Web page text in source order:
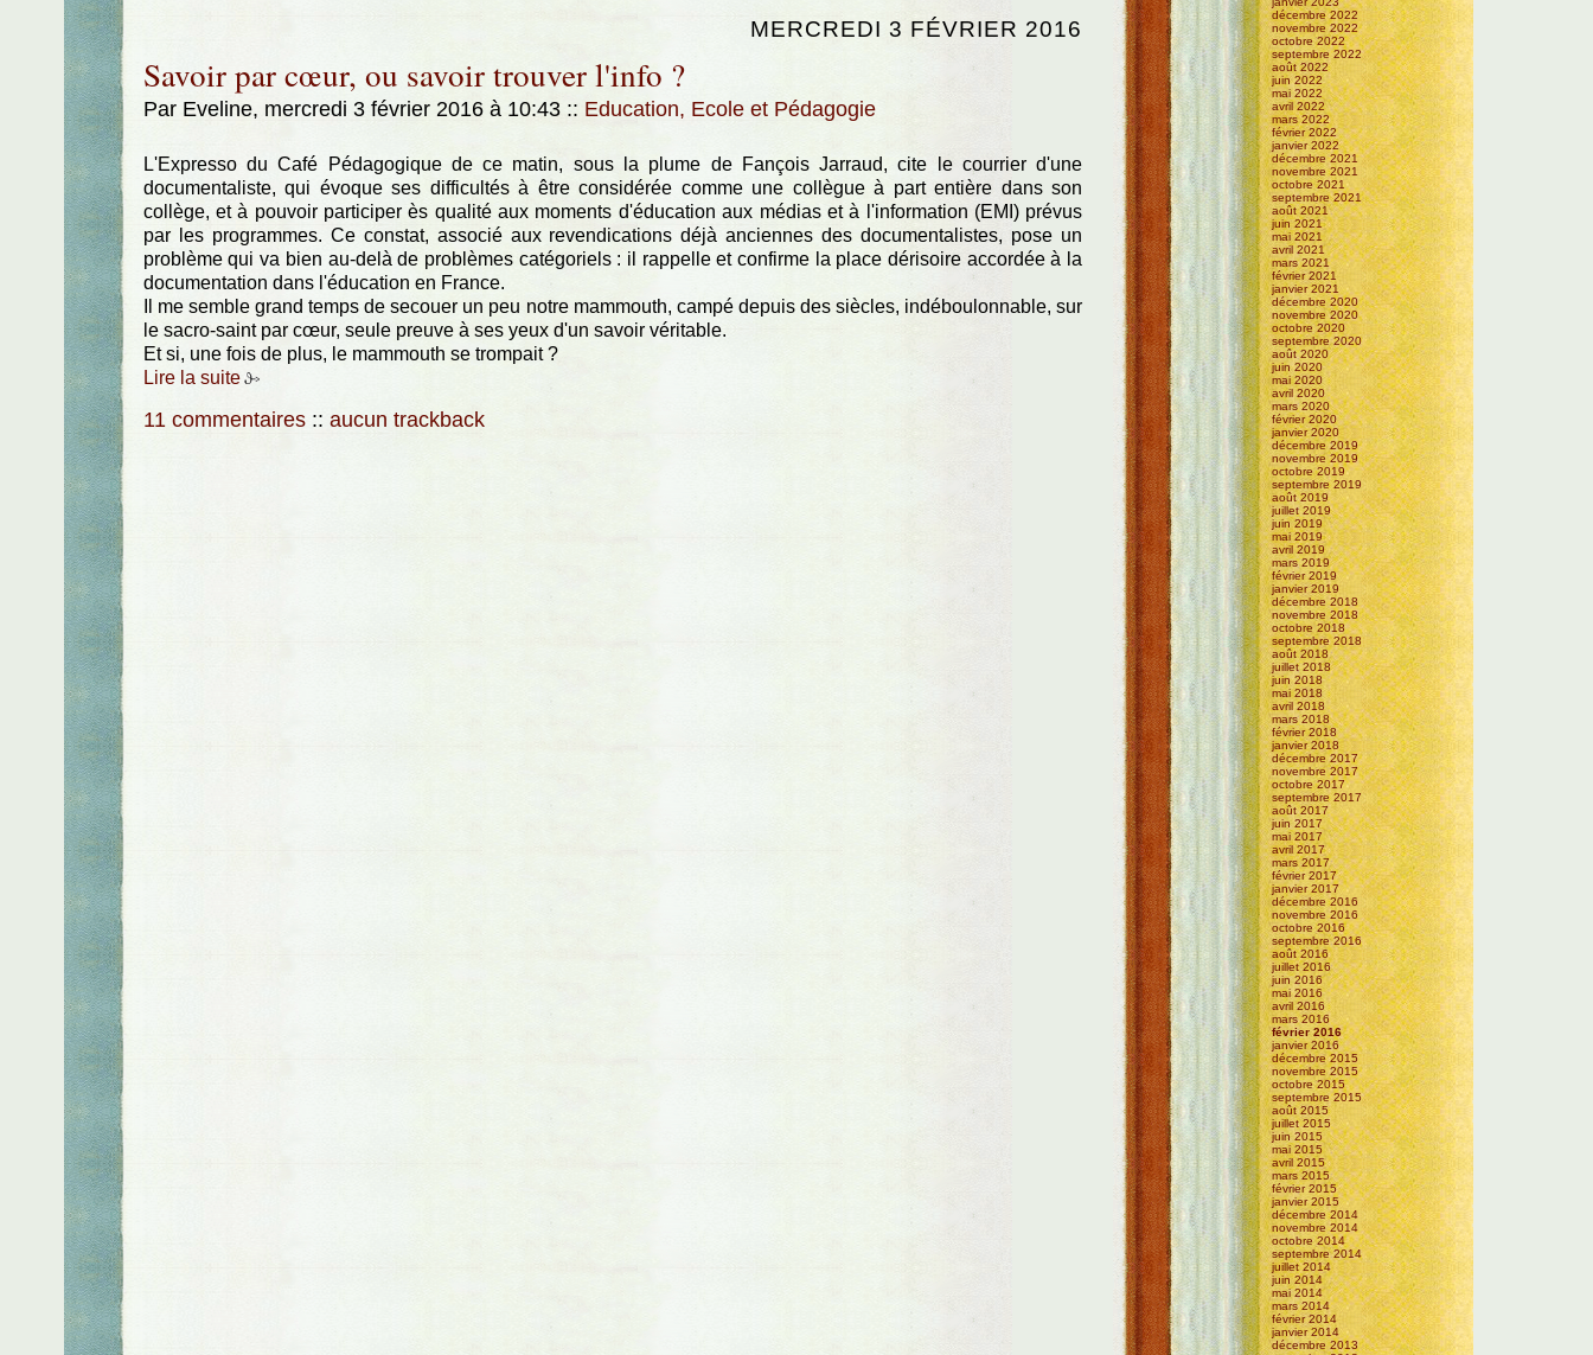
MERCREDI 3 FÉVRIER 2016
Savoir par cœur, ou savoir trouver l'info ?
Par Eveline, mercredi 3 février 2016 à 10:43 :: Education, Ecole et Pédagogie
L'Expresso du Café Pédagogique de ce matin, sous la plume de Fançois Jarraud, cite le courrier d'une
documentaliste, qui évoque ses difficultés à être considérée comme une collègue à part entière dans son
collège, et à pouvoir participer ès qualité aux moments d'éducation aux médias et à l'information (EMI) prévus
par les programmes. Ce constat, associé aux revendications déjà anciennes des documentalistes, pose un
problème qui va bien au-delà de problèmes catégoriels : il rappelle et confirme la place dérisoire accordée à la
documentation dans l'éducation en France.
Il me semble grand temps de secouer un peu notre mammouth, campé depuis des siècles, indéboulonnable, sur
le sacro-saint par cœur, seule preuve à ses yeux d'un savoir véritable.
Et si, une fois de plus, le mammouth se trompait ?
Lire la suite
11 commentaires :: aucun trackback
décembre 2022
novembre 2022
octobre 2022
septembre 2022
août 2022
juin 2022
mai 2022
avril 2022
mars 2022
février 2022
janvier 2022
décembre 2021
novembre 2021
octobre 2021
septembre 2021
août 2021
juin 2021
mai 2021
avril 2021
mars 2021
février 2021
janvier 2021
décembre 2020
novembre 2020
octobre 2020
septembre 2020
août 2020
juin 2020
mai 2020
avril 2020
mars 2020
février 2020
janvier 2020
décembre 2019
novembre 2019
octobre 2019
septembre 2019
août 2019
juillet 2019
juin 2019
mai 2019
avril 2019
mars 2019
février 2019
janvier 2019
décembre 2018
novembre 2018
octobre 2018
septembre 2018
août 2018
juillet 2018
juin 2018
mai 2018
avril 2018
mars 2018
février 2018
janvier 2018
décembre 2017
novembre 2017
octobre 2017
septembre 2017
août 2017
juin 2017
mai 2017
avril 2017
mars 2017
février 2017
janvier 2017
décembre 2016
novembre 2016
octobre 2016
septembre 2016
août 2016
juillet 2016
juin 2016
mai 2016
avril 2016
mars 2016
février 2016
janvier 2016
décembre 2015
novembre 2015
octobre 2015
septembre 2015
août 2015
juillet 2015
juin 2015
mai 2015
avril 2015
mars 2015
février 2015
janvier 2015
décembre 2014
novembre 2014
octobre 2014
septembre 2014
juillet 2014
juin 2014
mai 2014
mars 2014
février 2014
janvier 2014
décembre 2013